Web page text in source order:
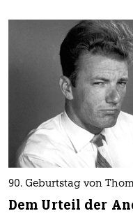
90. Geburtstag von
Dem Urteil der